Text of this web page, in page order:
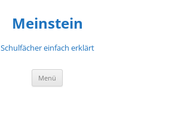
Meinstein
Schulfächer einfach erklärt
Menü